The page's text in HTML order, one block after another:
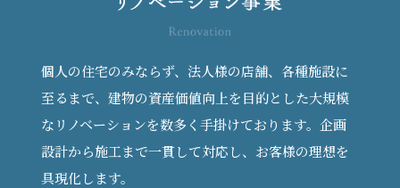
個人の住宅のみならず、法人様の店舗、各種施設に
至るまで、建物の資産価値向上を目的とした大規模
なリノベーションを数多く手掛けております。企画
設計から施工まで一貫して対応し、お客様の理想を
具現化します。